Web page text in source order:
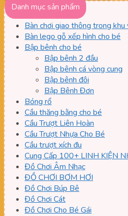
Danh mục sản phẩm
Bàn chơi giao thông trong khu
Bàn lego gỗ xếp hình cho bé
Bập bênh cho bé
Bập bênh 2 đầu
Bập bênh cá vòng cung
Bập bênh đôi
Bập Bênh Đơn
Bóng rổ
Cầu thăng bằng cho bé
Cầu Trượt Liên Hoàn
Cầu Trượt Nhựa Cho Bé
Cầu trượt xích đu
Cung Cấp 100+ LINH KIỆN
Đồ Chơi Âm Nhạc
ĐỒ CHƠI BƠM HƠI
Đồ Chơi Búp Bê
Đồ Chơi Cát
Đồ Chơi Cho Bé Gái